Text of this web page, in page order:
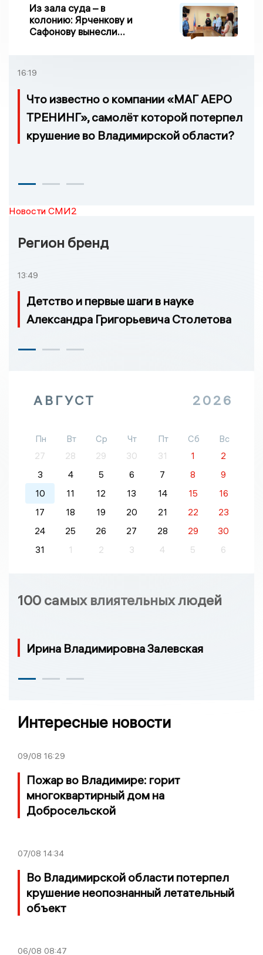
Из зала суда – в
колонию: Ярченкову и
Сафонову вынесли
16:19
Что известно о компании «МАГ АЕРО
ТРЕНИНГ», самолёт которой потерпел
крушение во Владимирской области?
Новости СМИ2
Регион бренд
13:49
Детство и первые шаги в науке
Александра Григорьевича Столетова
АВГУСТ 2026
Пн Вт Ср Чт Пт Сб
Вс
27
28 29 30 31 1
2
3
4 5 6 7 8
9
10
11 12 13 14 15
16
17
18 19 20 21 22
23
24
25 26 27 28 29
30
31
1 2 3 4 5 6
100 самых влиятельных людей
Ирина Владимировна Залевская
Интересные новости
09/08 16:29
Пожар во Владимире: горит
многоквартирный дом на
Добросельской
07/08 14:34
Во Владимирской области потерпел
крушение неопознанный летательный
объект
06/08 08:47